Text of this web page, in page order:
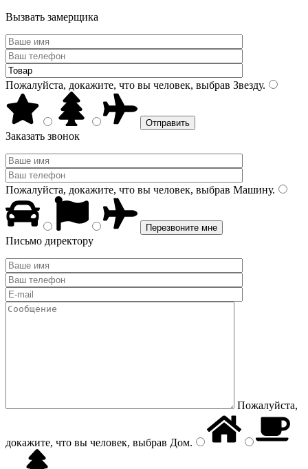
Вызвать замерщика
Пожалуйста, докажите, что вы человек, выбрав Звезду.
Заказать звонок
Пожалуйста, докажите, что вы человек, выбрав Машину.
Письмо директору
Пожалуйста,
докажите, что вы человек, выбрав Дом.